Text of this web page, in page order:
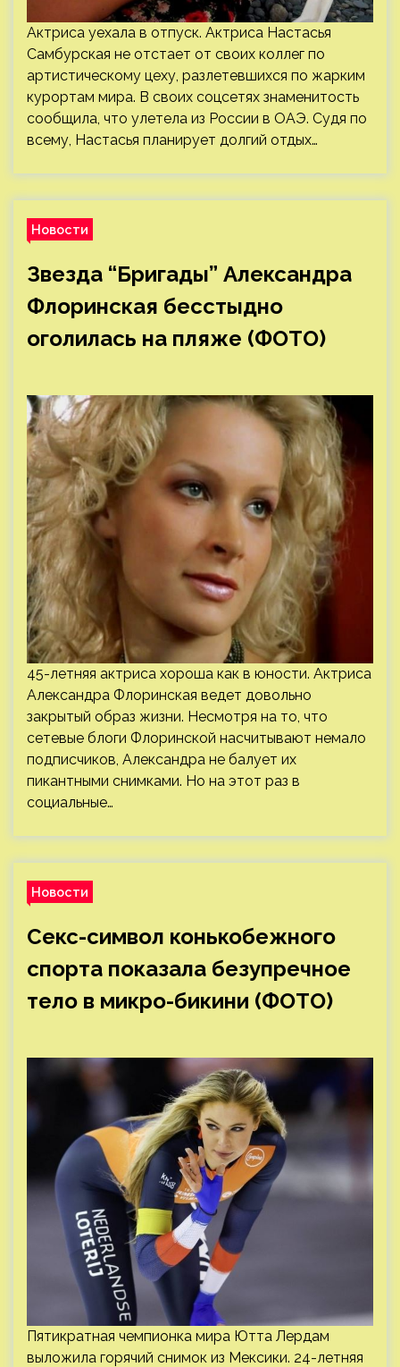
Актриса уехала в отпуск. Актриса Настасья
Самбурская не отстает от своих коллег по
артистическому цеху, разлетевшихся по жарким
курортам мира. В своих соцсетях знаменитость
сообщила, что улетела из России в ОАЭ. Судя по
всему, Настасья планирует долгий отдых…
Новости
Звезда “Бригады” Александра
Флоринская бесстыдно
оголилась на пляже (ФОТО)
45-летняя актриса хороша как в юности. Актриса
Александра Флоринская ведет довольно
закрытый образ жизни. Несмотря на то, что
сетевые блоги Флоринской насчитывают немало
подписчиков, Александра не балует их
пикантными снимками. Но на этот раз в
социальные…
Новости
Секс-символ конькобежного
спорта показала безупречное
тело в микро-бикини (ФОТО)
Пятикратная чемпионка мира Ютта Лердам
выложила горячий снимок из Мексики. 24-летняя